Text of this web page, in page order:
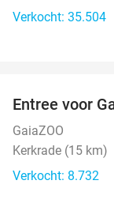
Verkocht: 35.504
Entree voor
GaiaZOO
Kerkrade (15 km)
Verkocht: 8.732